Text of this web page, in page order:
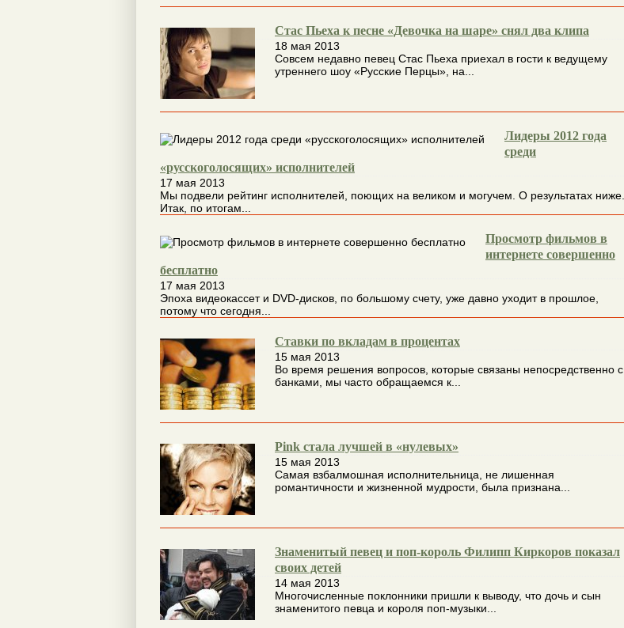
Стас Пьеха к песне «Девочка на шаре» снял два клипа
18 мая 2013
Совсем недавно певец Стас Пьеха приехал в гости к ведущему
утреннего шоу «Русские Перцы», на...
Лидеры 2012 года
среди
«русскоголосящих» исполнителей
17 мая 2013
Мы подвели рейтинг исполнителей, поющих на великом и могучем. О результатах ниже.
Итак, по итогам...
Просмотр фильмов в
интернете совершенно
бесплатно
17 мая 2013
Эпоха видеокассет и DVD-дисков, по большому счету, уже давно уходит в прошлое,
потому что сегодня...
Ставки по вкладам в процентах
15 мая 2013
Во время решения вопросов, которые связаны непосредственно с
банками, мы часто обращаемся к...
Pink стала лучшей в «нулевых»
15 мая 2013
Самая взбалмошная исполнительница, не лишенная
романтичности и жизненной мудрости, была признана...
Знаменитый певец и поп-король Филипп Киркоров показал
своих детей
14 мая 2013
Многочисленные поклонники пришли к выводу, что дочь и сын
знаменитого певца и короля поп-музыки...